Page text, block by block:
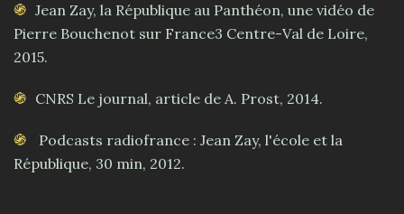
Jean Zay, la République au Panthéon, une vidéo de
Pierre Bouchenot sur France3 Centre-Val de Loire,
2015.
CNRS Le journal, article de A. Prost, 2014.
Podcasts radiofrance : Jean Zay, l'école et la
République, 30 min, 2012.